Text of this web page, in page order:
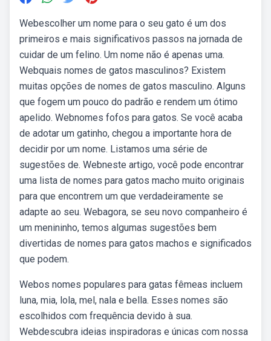
Webescolher um nome para o seu gato é um dos
primeiros e mais significativos passos na jornada de
cuidar de um felino. Um nome não é apenas uma.
Webquais nomes de gatos masculinos? Existem
muitas opções de nomes de gatos masculino. Alguns
que fogem um pouco do padrão e rendem um ótimo
apelido. Webnomes fofos para gatos. Se você acaba
de adotar um gatinho, chegou a importante hora de
decidir por um nome. Listamos uma série de
sugestões de. Webneste artigo, você pode encontrar
uma lista de nomes para gatos macho muito originais
para que encontrem um que verdadeiramente se
adapte ao seu. Webagora, se seu novo companheiro é
um menininho, temos algumas sugestões bem
divertidas de nomes para gatos machos e significados
que podem.
Webos nomes populares para gatas fêmeas incluem
luna, mia, lola, mel, nala e bella. Esses nomes são
escolhidos com frequência devido à sua.
Webdescubra ideias inspiradoras e únicas com nossa